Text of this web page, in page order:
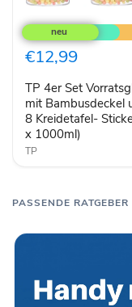
4er
Set
Vorratsglas
mit
und
8
Kreidetafel-
Sticker
(4
€12,99
TP 4er Set
mit Bambusdeckel
8 Kreidetafel-
x 1000ml)
TP
PASSENDE RATGEBER